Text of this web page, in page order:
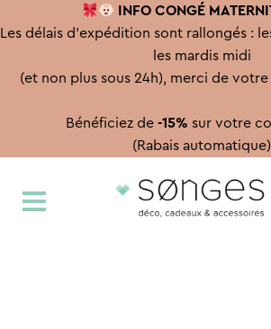
INFO CONGÉ
Les délais d'expédition sont rallongés :
les mardis midi
(et non plus sous 24h), merci de
Bénéficiez de -15% sur votre
(Rabais automatique)
à
au